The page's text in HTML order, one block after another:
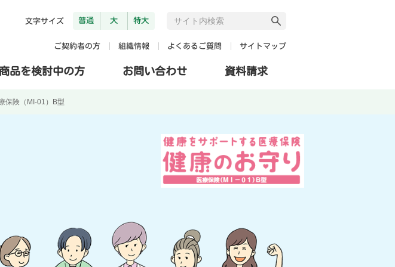
文字サイズ 普通 大 特大
ご契約者の方 組織情報 よくあるご質問 サイトマップ
品を検討中の方 お問い合わせ 資料請求
険（MI-01）B型